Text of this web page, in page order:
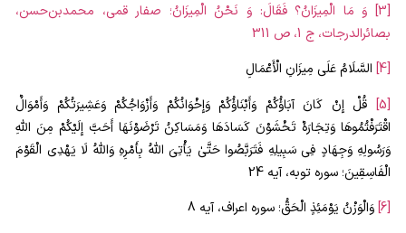
[3]
وَ مَا الْمِیزَانُ؟ فَقَالَ: وَ نَحْنُ الْمِیزَانُ؛ صفار قمی، محمد‌بن‌حسن،
بصائرالدرجات، ج 1، ص 311
[4]
السَّلَامُ عَلَی مِیزَانِ الْأَعْمَالِ
[5]
قُلْ إِنْ کَانَ آبَاؤُکُمْ وَأَبْنَاؤُکُمْ وَإِخْوَانُکُمْ وَأَزْوَاجُکُمْ وَعَشِیرَتُکُمْ وَأَمْوَالٌ
اقْتَرَفْتُمُوهَا وَتِجَارَهٌ تَخْشَوْنَ کَسَادَهَا وَمَسَاکِنُ تَرْضَوْنَهَا أَحَبَّ إِلَیْکُمْ مِنَ اللَّهِ
وَرَسُولِهِ وَجِهَادٍ فِی سَبِیلِهِ فَتَرَبَّصُوا حَتَّىٰ یَأْتِیَ اللَّهُ بِأَمْرِهِ وَاللَّهُ لَا یَهْدِی الْقَوْمَ
الْفَاسِقِینَ؛ سوره توبه، آیه 24
[6]
وَالْوَزْنُ یَوْمَئِذٍ الْحَقُّ؛ سوره اعراف، آیه 8